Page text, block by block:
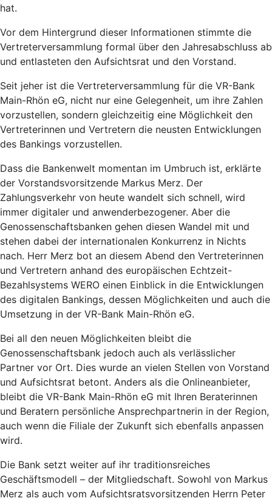
hat.
Vor dem Hintergrund dieser Informationen stimmte die
Vertreterversammlung formal über den Jahresabschluss ab
und entlasteten den Aufsichtsrat und den Vorstand.
Seit jeher ist die Vertreterversammlung für die VR-Bank
Main-Rhön eG, nicht nur eine Gelegenheit, um ihre Zahlen
vorzustellen, sondern gleichzeitig eine Möglichkeit den
Vertreterinnen und Vertretern die neusten Entwicklungen
des Bankings vorzustellen.
Dass die Bankenwelt momentan im Umbruch ist, erklärte
der Vorstandsvorsitzende Markus Merz. Der
Zahlungsverkehr von heute wandelt sich schnell, wird
immer digitaler und anwenderbezogener. Aber die
Genossenschaftsbanken gehen diesen Wandel mit und
stehen dabei der internationalen Konkurrenz in Nichts
nach. Herr Merz bot an diesem Abend den Vertreterinnen
und Vertretern anhand des europäischen Echtzeit-
Bezahlsystems WERO einen Einblick in die Entwicklungen
des digitalen Bankings, dessen Möglichkeiten und auch die
Umsetzung in der VR-Bank Main-Rhön eG.
Bei all den neuen Möglichkeiten bleibt die
Genossenschaftsbank jedoch auch als verlässlicher
Partner vor Ort. Dies wurde an vielen Stellen von Vorstand
und Aufsichtsrat betont. Anders als die Onlineanbieter,
bleibt die VR-Bank Main-Rhön eG mit Ihren Beraterinnen
und Beratern persönliche Ansprechpartnerin in der Region,
auch wenn die Filiale der Zukunft sich ebenfalls anpassen
wird.
Die Bank setzt weiter auf ihr traditionsreiches
Geschäftsmodell – der Mitgliedschaft. Sowohl von Markus
Merz als auch vom Aufsichtsratsvorsitzenden Herrn Peter